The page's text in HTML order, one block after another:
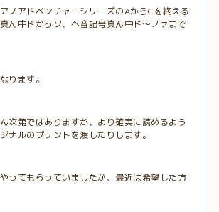
ノアドベンチャーシリーズのAからCを終える
ん中ドからソ、ヘ音記号真ん中ド～ファまで
ります。
次第ではありますが、より確実に読めるよう
ナルのプリントを渡したりします。
ってもらっていましたが、最近は希望した方